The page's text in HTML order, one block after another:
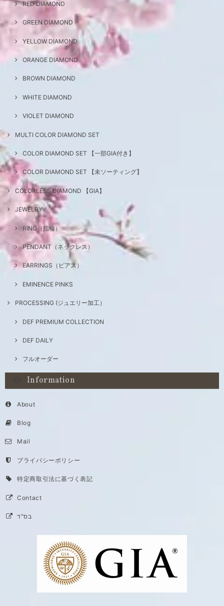
RED DIAMOND
GREEN DIAMOND
YELLOW DIAMOND
ORANGE DIAMOND
BROWN DIAMOND
WHITE DIAMOND
VIOLET DIAMOND
MULTI COLOR DIAMOND SET
COLOR DIAMOND SET 【一部GIA付き】
COLOR DIAMOND SET 【未ソーティング】
COLORLESS DIAMOND 【GIA】
JEWELRY
RING（指輪）
PENDANT（ネックレス）
EARRINGS（ピアス）
EMINENCE PINKS
PROCESSING (ジュエリー加工）
DEF PREMIUM COLLECTION
DEF DAILY
フルオーダー
Information
About
Blog
Mail
プライバシーポリシー
特定商取引法に基づく表記
Contact
בס"ד